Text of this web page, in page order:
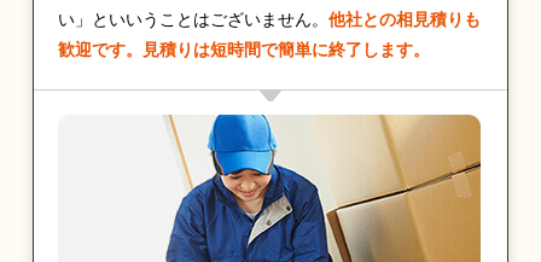
い」といいうことはございません。 他社との相見積りも
歓迎です。見積りは短時間で簡単に終了します。